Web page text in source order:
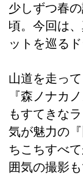
少しずつ春
頃。今回は
ットを巡る
山道を走っ
『森ノナカ
もすてきな
気が魅力の
ちこちすべ
囲気の撮影